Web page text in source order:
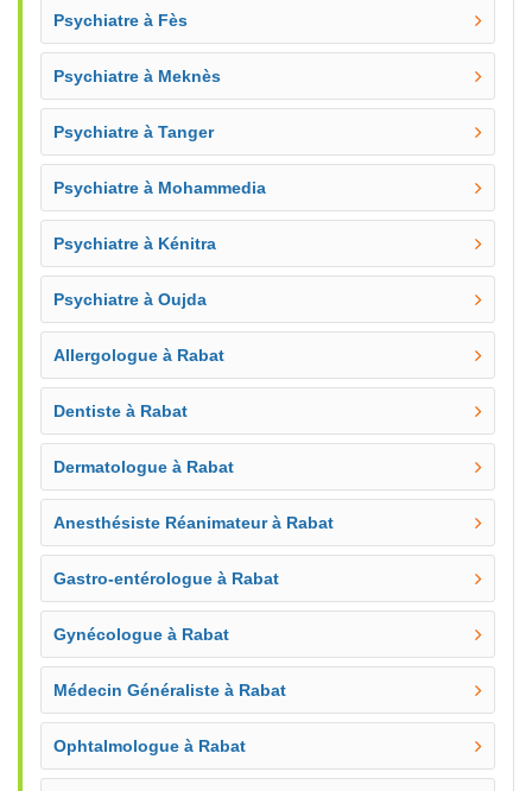
Psychiatre à Fès
Psychiatre à Meknès
Psychiatre à Tanger
Psychiatre à Mohammedia
Psychiatre à Kénitra
Psychiatre à Oujda
Allergologue à Rabat
Dentiste à Rabat
Dermatologue à Rabat
Anesthésiste Réanimateur à Rabat
Gastro-entérologue à Rabat
Gynécologue à Rabat
Médecin Généraliste à Rabat
Ophtalmologue à Rabat